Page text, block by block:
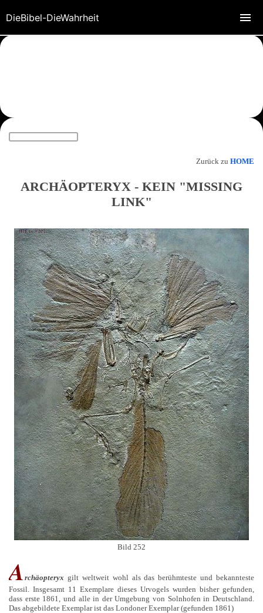
Zurück zu HOME
ARCHÄOPTERYX - KEIN "MISSING
LINK"
Bild 252
A rchäopteryx gilt weltweit wohl als das berühmteste und bekannteste
Fossil. Insgesamt 11 Exemplare dieses Urvogels wurden bisher gefunden,
dass erste 1861, und alle in der Umgebung von Solnhofen in Deutschland.
Das abgebildete Exemplar ist das Londoner Exemplar (gefunden 1861)
DieBibel-DieWahrheit